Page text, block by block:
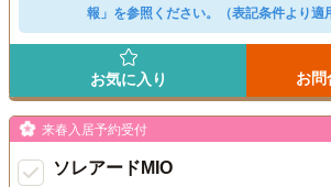
報」を参照ください。（表記条件より適
お気に入り お問
来春入居予約受付
ソレアードMIO